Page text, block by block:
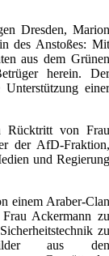
Dresden, Marion
des Anstoßes: Mit
aus dem Grünen
herein. Der
einer
Rücktritt von Frau
der AfD-Fraktion,
und Regierung
einem Araber-Clan
Ackermann zu
zu
Bilder aus den